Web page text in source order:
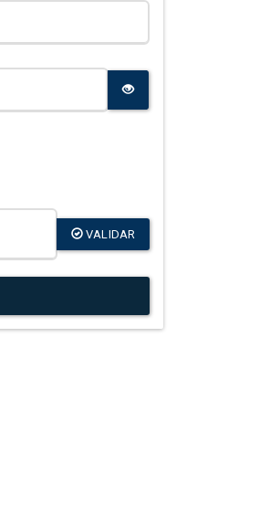
VALIDAR